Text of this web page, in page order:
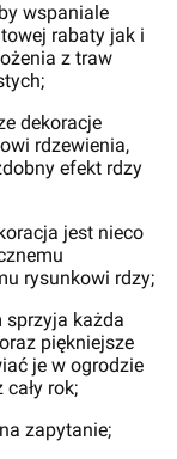
wspaniale
rabaty jak i
z traw
dekoracje
rdzewienia,
efekt rdzy
jest nieco
rysunkowi rdzy;
sprzyja każda
piękniejsze
je w ogrodzie
rok;
zapytanie;